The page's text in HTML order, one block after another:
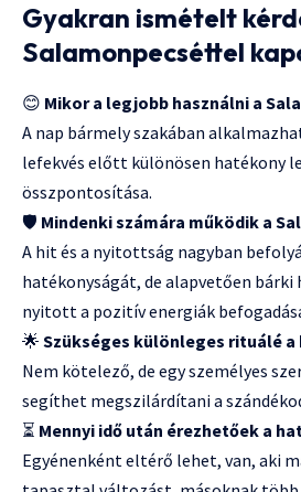
Gyakran ismételt
Salamonpecséttel
😊 Mikor a legjobb használni a
A nap bármely szakában
lefekvés előtt különösen hatékony
összpontosítása.
🛡️ Mindenki számára működik a
A hit és a nyitottság nagyban
hatékonyságát, de alapvetően bárki
nyitott a pozitív energiák
🌟 Szükséges különleges rituálé a
Nem kötelező, de egy személyes
segíthet megszilárdítani a
⏳ Mennyi idő után érezhetőek a
Egyénenként eltérő lehet, van, aki